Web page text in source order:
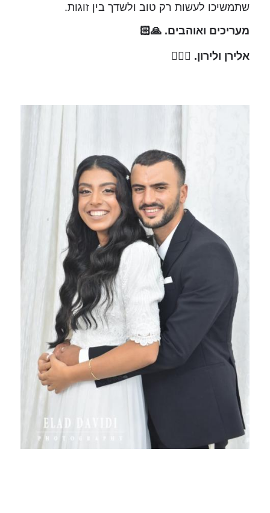
שתמשיכו לעשות רק טוב ולשדך בין זוגות.
מעריכים ואוהבים. 🙏🏻
אלירן ולירון. 👩‍❤️‍👨